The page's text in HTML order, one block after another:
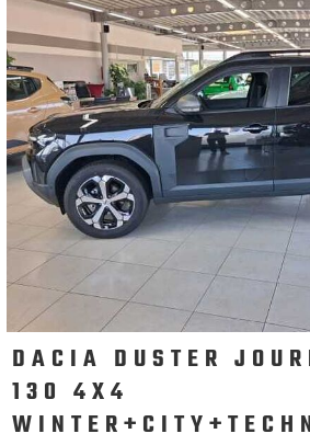
DACIA DUSTER
130 4X4